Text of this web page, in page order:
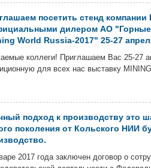
по тематике «Природные
согласно
представили на выставке машины
месторождений / добычи /
и материалы; системы
мониторинга; оборудование
выставки были проведены научно-
семинары, круглые столы,
посетить стенд
дилером АО
World Russia-2017" 25-27
коллеги! Приглашаем Вас 25-27
для всех нас выставку
2, зал 8, стенд А203. Вы сможете
и обсудить интересующие
УЧАСТНИКОВ.
пригласительный билет на
По вопросам организации встреч на
"Рудгормаш")
подход к производству это
поколения от Кольского НИИ
2017 года заключен договор о